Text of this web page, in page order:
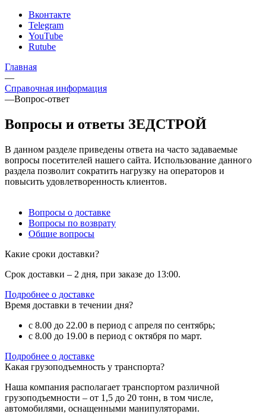
Вконтакте
Telegram
YouTube
Rutube
Главная
—
Справочная информация
—Вопрос-ответ
Вопросы и ответы ЗЕДСТРОЙ
В данном разделе приведены ответа на часто задаваемые
вопросы посетителей нашего сайта. Использование данного
раздела позволит сократить нагрузку на операторов и
повысить удовлетворенность клиентов.
Вопросы о доставке
Вопросы по возврату
Общие вопросы
Какие сроки доставки?
Срок доставки – 2 дня, при заказе до 13:00.
Подробнее о доставке
Время доставки в течении дня?
с 8.00 до 22.00 в период с апреля по сентябрь;
с 8.00 до 19.00 в период с октября по март.
Подробнее о доставке
Какая грузоподъемность у транспорта?
Наша компания располагает транспортом различной
грузоподъемности – от 1,5 до 20 тонн, в том числе,
автомобилями, оснащенными манипуляторами.